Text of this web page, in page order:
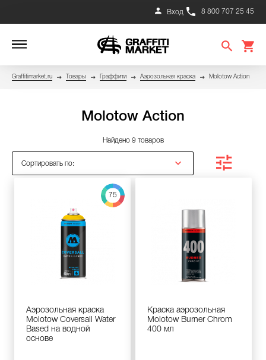
8 800 707 25 45
Вход
Graffitimarket.ru Товары Граффити Аэрозольная краска Molotow Action
Molotow Action
Найдено 9 товаров
Сортировать по:
75
Аэрозольная краска
Molotow Coversall Water
Based на водной
основе
Краска аэрозольная
Molotow Burner Chrom
400 мл